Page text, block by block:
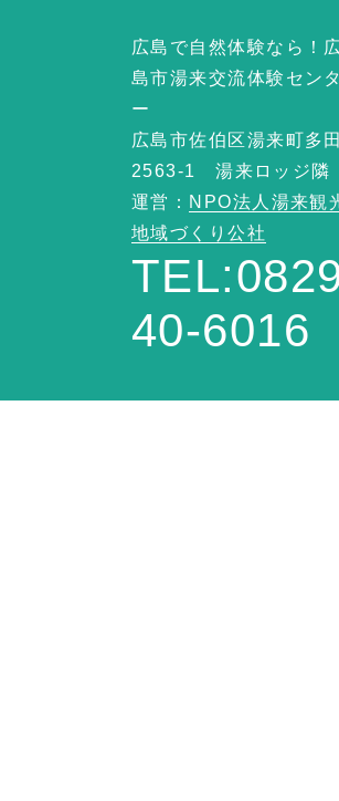
広島で自然体験なら！
島市湯来交流体験セン
ー
広島市佐伯区湯来町多
2563-1 湯来ロッジ隣
運営： NPO法人湯来観
地域づくり公社
40-6016